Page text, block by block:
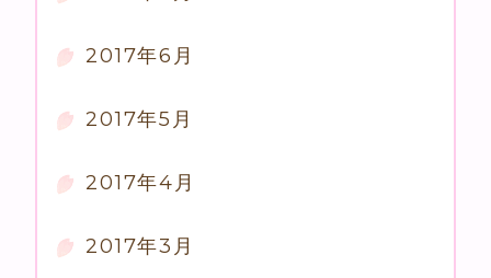
2017年6月
2017年5月
2017年4月
2017年3月